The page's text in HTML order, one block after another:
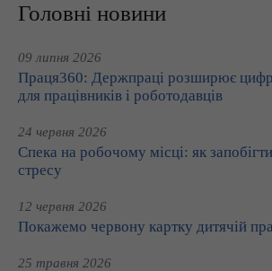
Головні новини
09 липня 2026
Праця360: Держпраці розширює
для працівників і роботодавців
24 червня 2026
Спека на робочому місці: як
стресу
12 червня 2026
Покажемо червону картку дитячій
25 травня 2026